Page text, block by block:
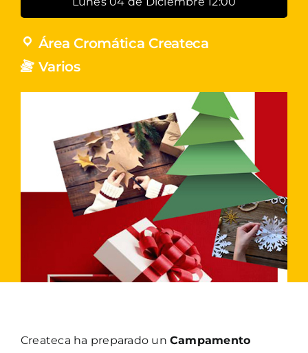
Área Cromática Createca
Varios
Createca ha preparado un Campamento